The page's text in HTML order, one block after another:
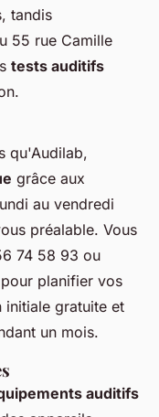
tandis
55 rue Camille
tests auditifs
qu'Audilab,
grâce aux
au vendredi
préalable. Vous
74 58 93 ou
planifier vos
initiale gratuite et
un mois.
auditifs